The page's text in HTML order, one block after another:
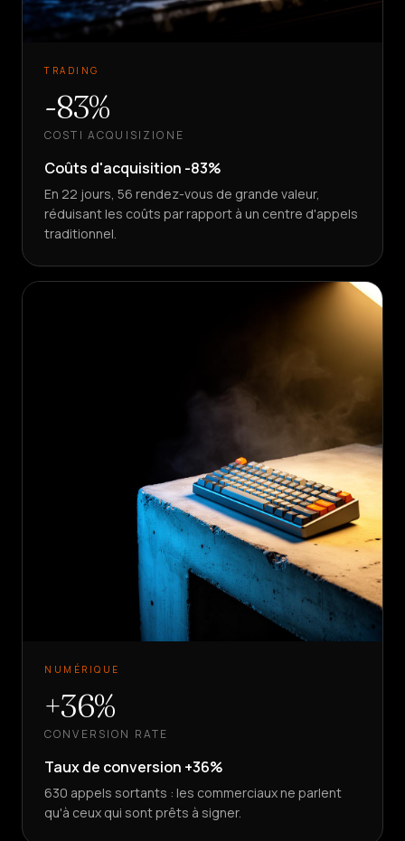
TRADING
-83%
COSTI ACQUISIZIONE
Coûts d'acquisition -83%
En 22 jours, 56 rendez-vous de grande valeur,
réduisant les coûts par rapport à un centre d'appels
traditionnel.
NUMÉRIQUE
+36%
CONVERSION RATE
Taux de conversion +36%
630 appels sortants : les commerciaux ne parlent
qu'à ceux qui sont prêts à signer.